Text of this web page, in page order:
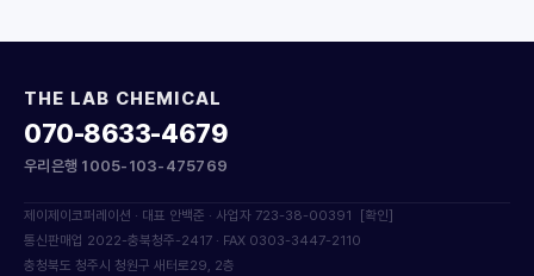
THE LAB CHEMICAL
070-8633-4679
우리은행 1005-103-475769
제이제이코퍼레이션 · 대표 안백준 · 사업자 723-38-00391
[확인]
통신판매업 2022-충북청주-2417 · FAX 0303-3447-2110
충청북도 청주시 청원구 새터로29, 2층